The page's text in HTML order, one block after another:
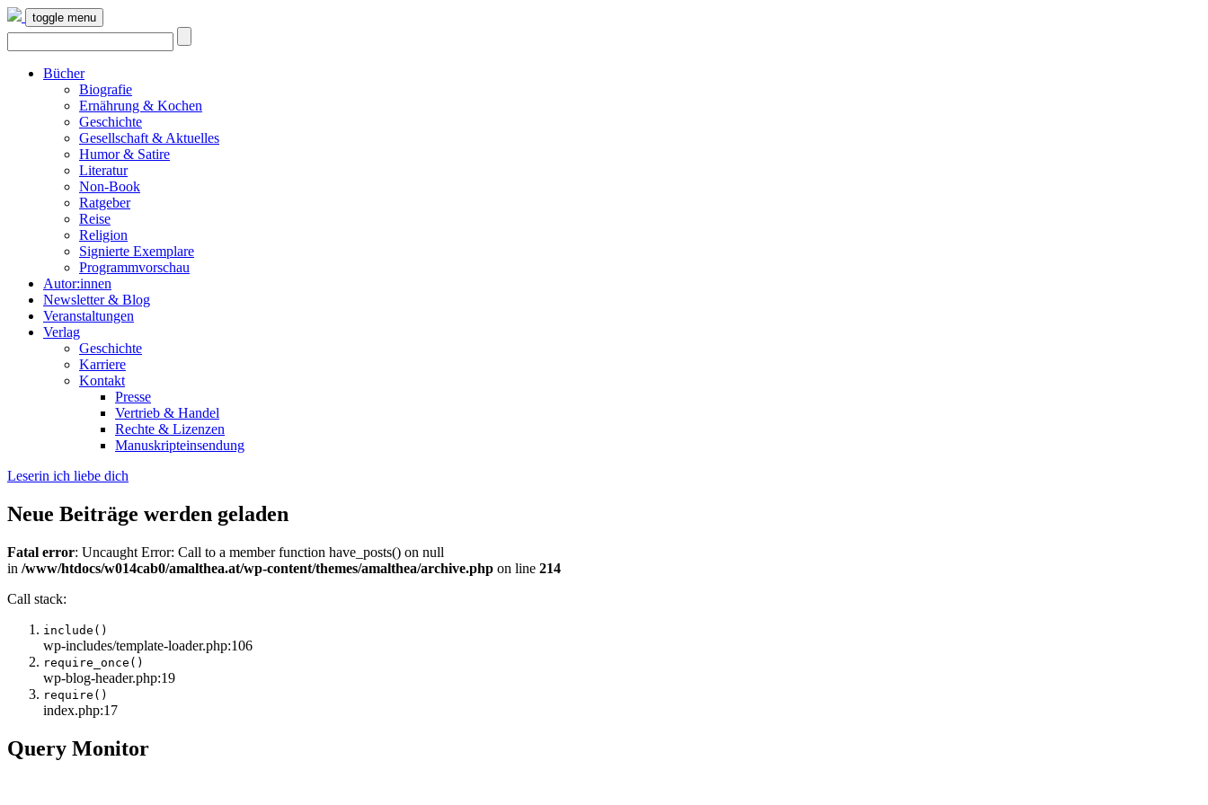
toggle menu
Bücher
Biografie
Ernährung & Kochen
Geschichte
Gesellschaft & Aktuelles
Humor & Satire
Literatur
Non-Book
Ratgeber
Reise
Religion
Signierte Exemplare
Programmvorschau
Autor:innen
Newsletter & Blog
Veranstaltungen
Verlag
Geschichte
Karriere
Kontakt
Presse
Vertrieb & Handel
Rechte & Lizenzen
Manuskripteinsendung
Leserin ich liebe dich
Neue Beiträge werden geladen
Fatal error: Uncaught Error: Call to a member function have_posts() on null
in /www/htdocs/w014cab0/amalthea.at/wp-content/themes/amalthea/archive.php on line 214
Call stack:
include()
wp-includes/template-loader.php:106
require_once()
wp-blog-header.php:19
require()
index.php:17
Query Monitor